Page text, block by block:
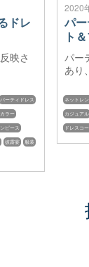
ドレ
映さ
パーティドレス
ラー
ピース
披露宴 服装
2020
パ
ト
パー
あり
ネットレ
カジュアル
ドレスコ